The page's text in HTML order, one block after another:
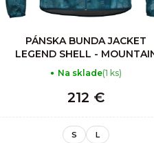
PÁNSKA BUNDA JACKET
LEGEND SHELL -
Na sklade(1 ks)
212 €
S L